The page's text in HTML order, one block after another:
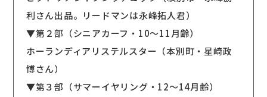
利さん出品。リードマンは永峰拓人君）
▼第２部（シニアカーフ・10〜11月齢）
ホーランディアリステルスター（本別町・星崎政
博さん）
▼第３部（サマーイヤリング・12〜14月齢）